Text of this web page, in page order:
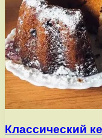
Классический